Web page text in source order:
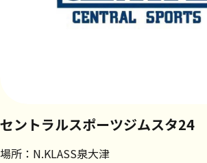
セントラルスポーツジムスタ24
場所：N.KLASS泉大津